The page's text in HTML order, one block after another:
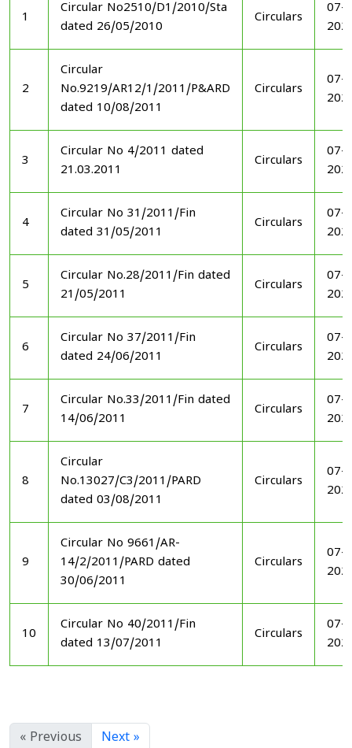
1
Circular No2510/D1/2010/Sta
dated 26/05/2010
Circulars
07-
2
Circular
No.9219/AR12/1/2011/P&ARD
dated 10/08/2011
Circulars
07-
3
Circular No 4/2011 dated
21.03.2011
Circulars
07-
4
Circular No 31/2011/Fin
dated 31/05/2011
Circulars
07-
5
Circular No.28/2011/Fin dated
21/05/2011
Circulars
07-
6
Circular No 37/2011/Fin
dated 24/06/2011
Circulars
07-
7
Circular No.33/2011/Fin dated
14/06/2011
Circulars
07-
8
Circular
No.13027/C3/2011/PARD
dated 03/08/2011
Circulars
07-
9
Circular No 9661/AR-
14/2/2011/PARD dated
30/06/2011
Circulars
07-
10
Circular No 40/2011/Fin
dated 13/07/2011
Circulars
07-
« Previous Next »